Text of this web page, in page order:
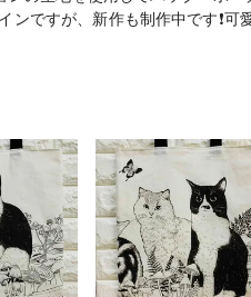
ンですが、新作も制作中です❗️可